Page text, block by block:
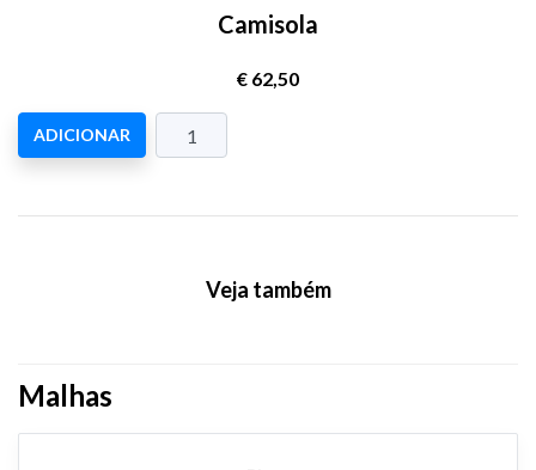
Camisola
€ 62,50
ADICIONAR
Veja também
Malhas